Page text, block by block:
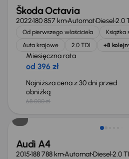
Škoda Octavia
2022180 857 kmAutomatDiesel2.0
Od pierwszego właściciela
Książka
Auta krajowe
2.0 TDI +8
Miesięczna rata
od 396 zł
Najniższa cena z 30 dni przed
obniżką
68 000 zł
Audi A4
2015188 788 kmAutomatDiesel2.0